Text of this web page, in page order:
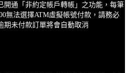
開通「非約定帳戶轉帳」之功能，每筆
無法選擇ATM虛擬帳號付款，請務必
期未付款訂單將會自動取消